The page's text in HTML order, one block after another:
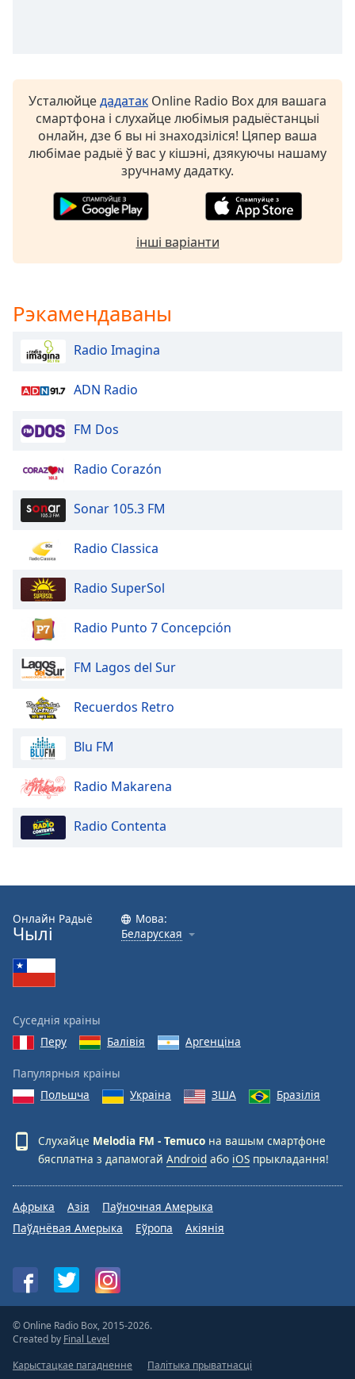
Chapters
Chapters
descriptions
Subtitles
settings,
opens
subtitles
settings
subtitles
selected
Track
Picture-
in-
Fullscreen
modal
window.
Beginning
dialog
window.
Escape
cancel
and
window.
Opacity
Text
Color
Opacity
Area
Background
Opacity
Text
Edge
Style
Усталюйцедадатак Online Radio Box для вашага
смартфона і слухайце любімыя радыёстанцыі
онлайн, дзе б вы ні знаходзіліся! Цяпер ваша
любімае радыё ў вас у кішэні, дзякуючы нашаму
зручнаму дадатку.
інші варіанти
Рэкамендаваны
Radio Imagina
ADN Radio
FM Dos
Radio Corazón
Sonar 105.3 FM
Radio Classica
Radio SuperSol
Radio Punto 7 Concepción
FM Lagos del Sur
Recuerdos Retro
Blu FM
Radio Makarena
Radio Contenta
Онлайн Радыё
Чылі
Мова:
Беларуская
Суседнія краіны
Перу
Балівія Аргенціна
Папулярныя краіны
Польшча
Украіна ЗША Бразілія
Слухайце Melodia FM - Temuco на вашым смартфоне
бясплатна з дапамогай Android або iOS прыкладання!
Афрыка Азія
Паўночная Амерыка
Паўднёвая Амерыка
Еўропа Акіянія
© Online Radio Box, 2015-2026.
Created by Final Level
Карыстацкае пагадненне
Палітыка прыватнасці